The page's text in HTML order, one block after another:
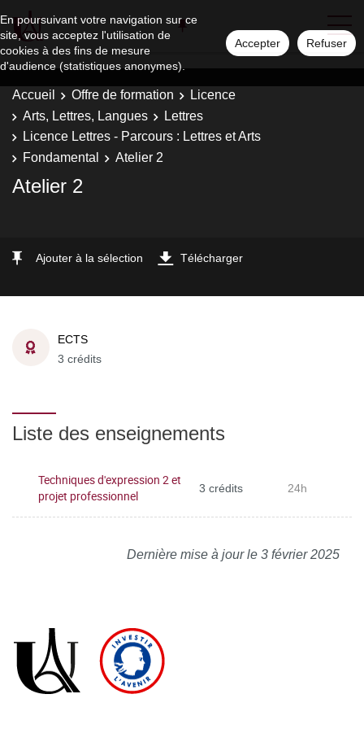
En poursuivant votre navigation sur ce
site, vous acceptez l'utilisation de
cookies à des fins de mesure
d'audience (statistiques anonymes).
Accepter Refuser
Accueil Offre de formation
Licence
Arts, Lettres, Langues
Lettres
Licence Lettres - Parcours : Lettres et Arts
Fondamental
Atelier 2
Atelier 2
Ajouter à la sélection Télécharger
ECTS
3 crédits
Liste des enseignements
Techniques d'expression 2 et
projet professionnel
3 crédits 24h
Dernière mise à jour le 3 février 2025